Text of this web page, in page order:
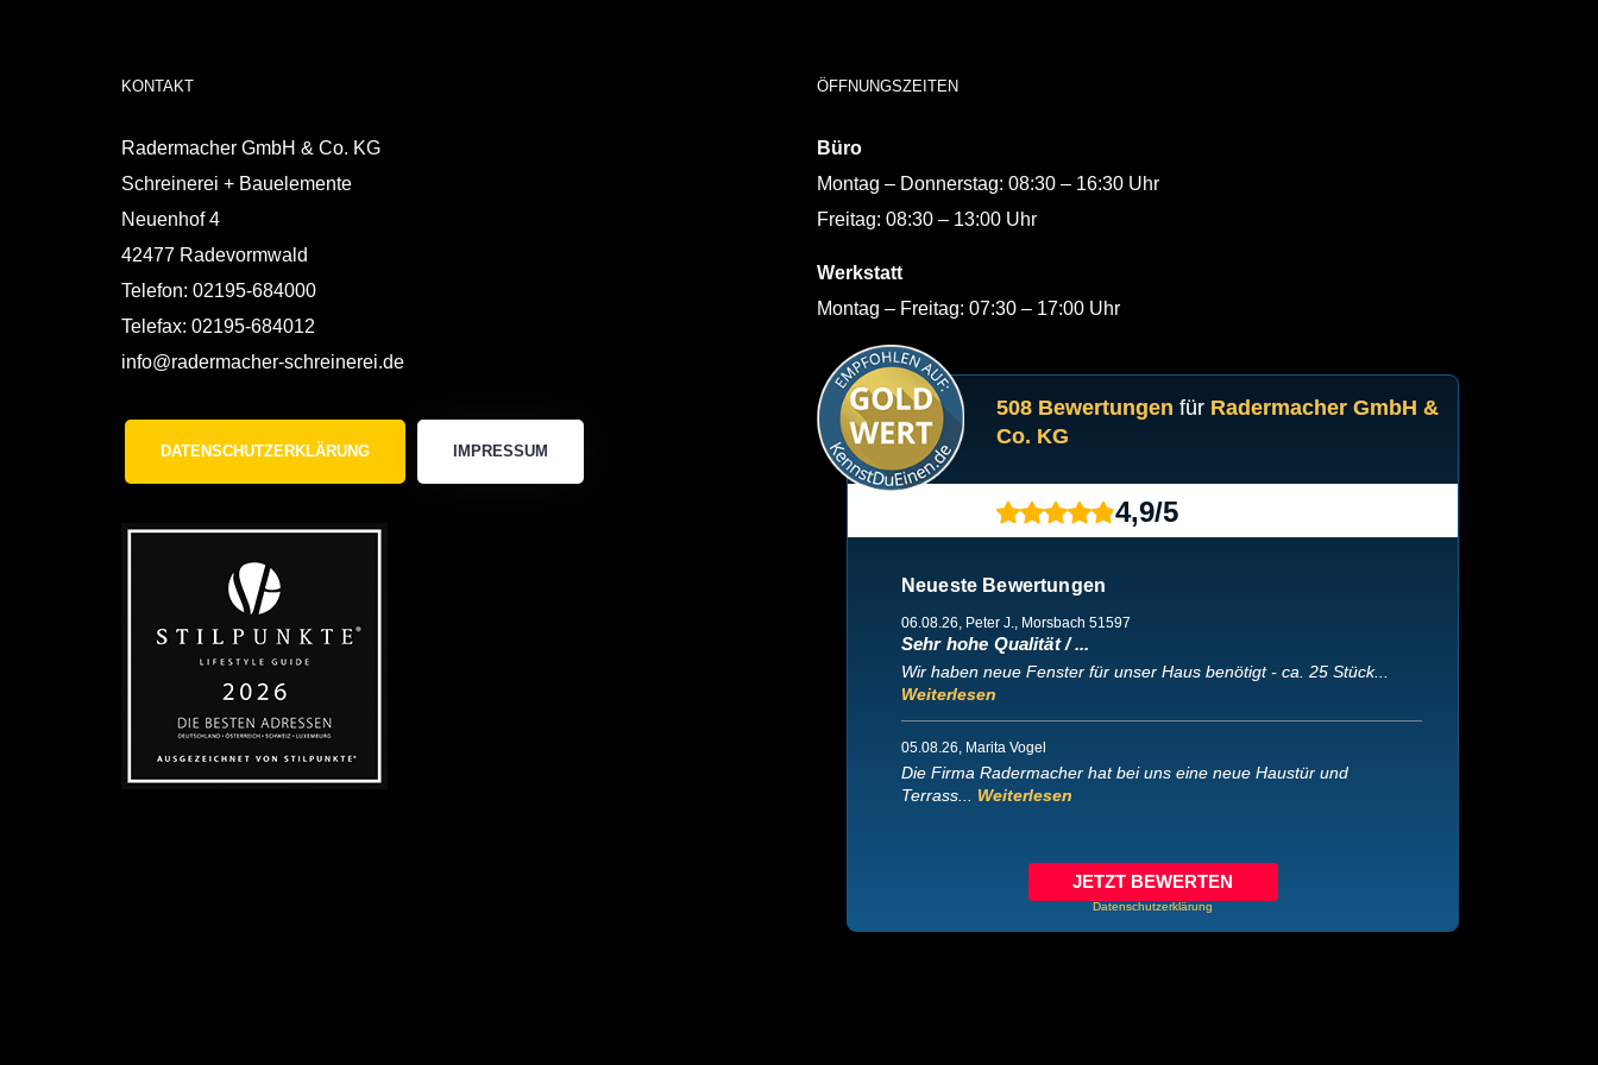
KONTAKT
Radermacher GmbH & Co. KG
Schreinerei + Bauelemente
Neuenhof 4
42477 Radevormwald
Telefon: 02195-684000
Telefax: 02195-684012
info@radermacher-schreinerei.de
DATENSCHUTZERKLÄRUNG IMPRESSUM
ÖFFNUNGSZEITEN
Büro
Montag – Donnerstag: 08:30 – 16:30 Uhr
Freitag: 08:30 – 13:00 Uhr
Werkstatt
Montag – Freitag: 07:30 – 17:00 Uhr
508 Bewertungen für Radermacher GmbH &
Co. KG
4,9/5
Neueste Bewertungen
06.08.26, Peter J., Morsbach 51597
Sehr hohe Qualität / ...
Wir haben neue Fenster für unser Haus benötigt - ca. 25 Stück...
Weiterlesen
05.08.26, Marita Vogel
Die Firma Radermacher hat bei uns eine neue Haustür und
Terrass... Weiterlesen
JETZT BEWERTEN
Datenschutzerklärung